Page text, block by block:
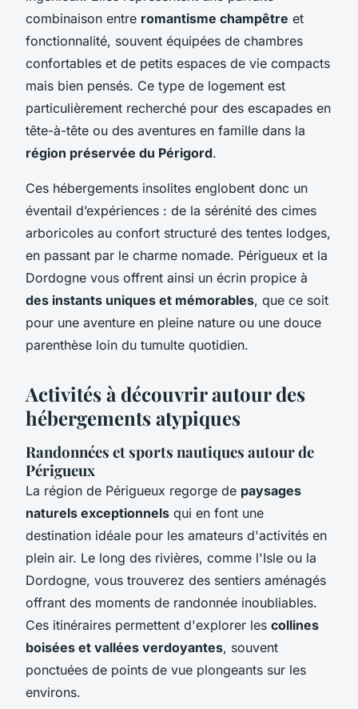
combinaison entre romantisme champêtre et
fonctionnalité, souvent équipées de chambres
confortables et de petits espaces de vie compacts
mais bien pensés. Ce type de logement est
particulièrement recherché pour des escapades en
tête-à-tête ou des aventures en famille dans la
région préservée du Périgord.
Ces hébergements insolites englobent donc un
éventail d’expériences : de la sérénité des cimes
arboricoles au confort structuré des tentes lodges,
en passant par le charme nomade. Périgueux et la
Dordogne vous offrent ainsi un écrin propice à
des instants uniques et mémorables, que ce soit
pour une aventure en pleine nature ou une douce
parenthèse loin du tumulte quotidien.
Activités à découvrir autour des
hébergements atypiques
Randonnées et sports nautiques autour de
Périgueux
La région de Périgueux regorge de paysages
naturels exceptionnels qui en font une
destination idéale pour les amateurs d'activités en
plein air. Le long des rivières, comme l'Isle ou la
Dordogne, vous trouverez des sentiers aménagés
offrant des moments de randonnée inoubliables.
Ces itinéraires permettent d'explorer les collines
boisées et vallées verdoyantes, souvent
ponctuées de points de vue plongeants sur les
environs.